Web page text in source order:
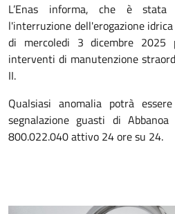
L’Enas informa, che è stata
l'interruzione dell'erogazione
di mercoledi 3 dicembre
interventi di manutenzione
II.
Qualsiasi anomalia potrà
segnalazione guasti di
800.022.040 attivo 24 ore su 24.